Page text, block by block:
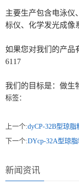
主要生产包含电泳仪
标仪、化学发光成像
如果您对我们的产品
6117
我们的目标是：做生
标签：
上一个:dyCP-32B型琼
下一个:DYcp-32A型琼
新闻资讯